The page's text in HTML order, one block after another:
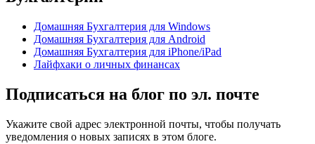
Домашняя Бухгалтерия для Windows
Домашняя Бухгалтерия для Android
Домашняя Бухгалтерия для iPhone/iPad
Лайфхаки о личных финансах
Подписаться на блог по эл. почте
Укажите свой адрес электронной почты, чтобы получать
уведомления о новых записях в этом блоге.